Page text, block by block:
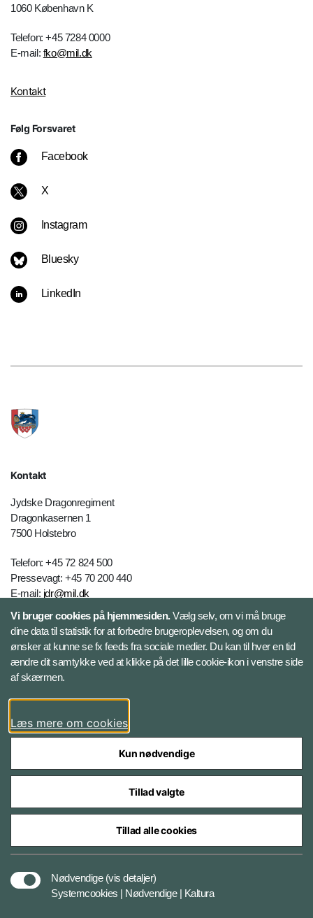
1060 København K
Telefon: +45 7284 0000
E-mail: fko@mil.dk
Kontakt
Følg Forsvaret
Facebook
X
Instagram
Bluesky
LinkedIn
Kontakt
Jydske Dragonregiment
Dragonkasernen 1
7500 Holstebro
Telefon: +45 72 824 500
Pressevagt: +45 70 200 440
E-mail: jdr@mil.dk
Databeskyttelse
Følg Jydske Dragonregiment
Facebook
Styrelser og myndigheder under Forsvarsministeriet
Vi bruger cookies på hjemmesiden.Vælg selv, om vi må bruge
dine data til statistik for at forbedre brugeroplevelsen, og om du
ønsker at kunne se fx feeds fra sociale medier. Du kan til hver en tid
ændre dit samtykke ved at klikke på det lille cookie-ikon i venstre side
af skærmen.
Læs mere om cookies
Kun nødvendige
Tillad valgte
Tillad alle cookies
Nødvendige (vis detaljer)
Systemcookies | Nødvendige | Kaltura